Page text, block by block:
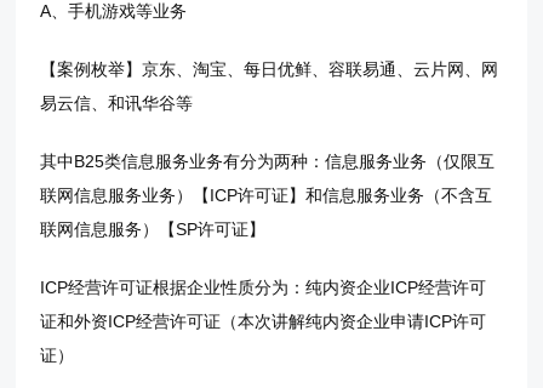
A、手机游戏等业务
【案例枚举】京东、淘宝、每日优鲜、容联易通、云片网、网
易云信、和讯华谷等
其中B25类信息服务业务有分为两种：信息服务业务（仅限互
联网信息服务业务）【ICP许可证】和信息服务业务（不含互
联网信息服务）【SP许可证】
ICP经营许可证根据企业性质分为：纯内资企业ICP经营许可
证和外资ICP经营许可证（本次讲解纯内资企业申请ICP许可
证）